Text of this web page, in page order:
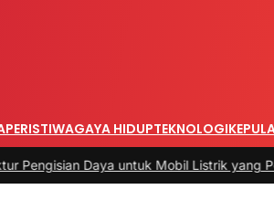
PERISTIWAGAYA HIDUPTEKNOLOGI
untuk Mobil Listrik yang Perlu